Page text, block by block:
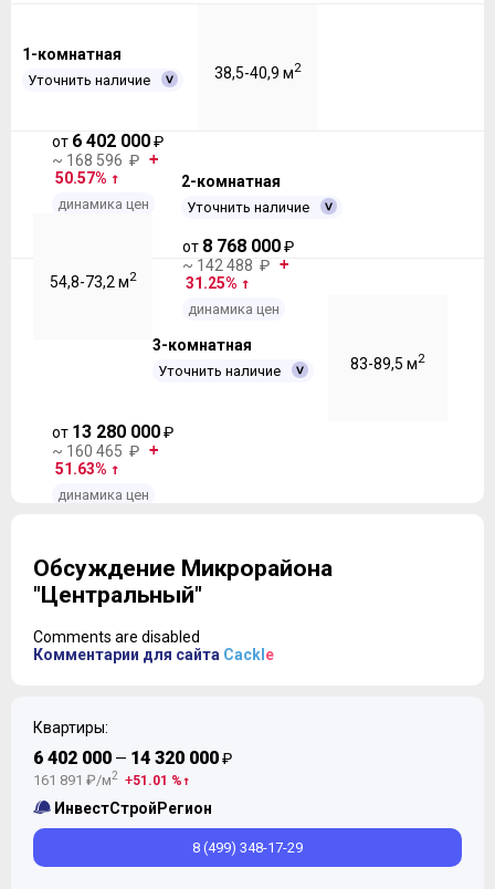
1-комнатная
Уточнить наличие 38,5-40,9 м2
от 6 402 000₽
~ 168 596 ₽
50.57%
динамика цен
2-комнатная
Уточнить наличие
54,8-73,2 м2
от 8 768 000₽
~ 142 488 ₽
31.25%
динамика цен
3-комнатная
Уточнить наличие 83-89,5 м2
от 13 280 000₽
~ 160 465 ₽
51.63%
динамика цен
Обсуждение Микрорайона
"Центральный"
Comments are disabled
Комментарии для сайта Cackl e
Квартиры:
6 402 000 — 14 320 000₽
161 891 ₽/м2 51.01 %
ИнвестСтройРегион
8 (499) 348-17-29